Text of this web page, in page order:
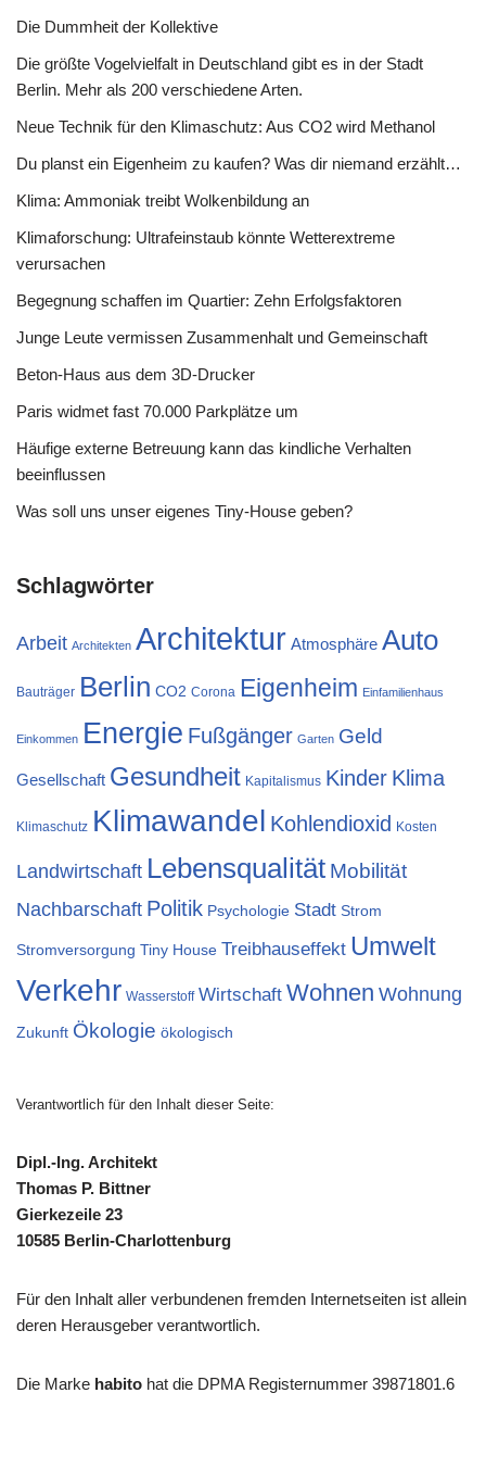
Die Dummheit der Kollektive
Die größte Vogelvielfalt in Deutschland gibt es in der Stadt
Berlin. Mehr als 200 verschiedene Arten.
Neue Technik für den Klimaschutz: Aus CO2 wird Methanol
Du planst ein Eigenheim zu kaufen? Was dir niemand erzählt…
Klima: Ammoniak treibt Wolkenbildung an
Klimaforschung: Ultrafeinstaub könnte Wetterextreme
verursachen
Begegnung schaffen im Quartier: Zehn Erfolgsfaktoren
Junge Leute vermissen Zusammenhalt und Gemeinschaft
Beton-Haus aus dem 3D-Drucker
Paris widmet fast 70.000 Parkplätze um
Häufige externe Betreuung kann das kindliche Verhalten
beeinflussen
Was soll uns unser eigenes Tiny-House geben?
Schlagwörter
Arbeit Architekten Architektur Atmosphäre Auto
Bauträger Berlin CO2 Corona Eigenheim Einfamilienhaus
Einkommen Energie Fußgänger Garten Geld
Gesellschaft Gesundheit Kapitalismus Kinder Klima
Klimaschutz Klimawandel Kohlendioxid Kosten
Landwirtschaft Lebensqualität Mobilität
Nachbarschaft Politik Psychologie Stadt Strom
Stromversorgung Tiny House Treibhauseffekt Umwelt
Verkehr Wasserstoff Wirtschaft Wohnen Wohnung
Zukunft Ökologie ökologisch
Verantwortlich für den Inhalt dieser Seite:
Dipl.-Ing. Architekt
Thomas P. Bittner
Gierkezeile 23
10585 Berlin-Charlottenburg
Für den Inhalt aller verbundenen fremden Internetseiten ist allein
deren Herausgeber verantwortlich.
Die Marke habito hat die DPMA Registernummer 39871801.6